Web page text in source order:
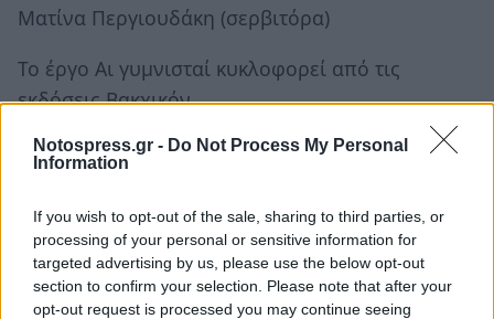
Notospress.gr - Do Not Process My Personal
Information
If you wish to opt-out of the sale, sharing to third parties, or
processing of your personal or sensitive information for
targeted advertising by us, please use the below opt-out
section to confirm your selection. Please note that after your
opt-out request is processed you may continue seeing
Ματίνα Περγιουδάκη (σερβιτόρα)
Το έργο Αι γυμνισταί κυκλοφορεί από τις
εκδόσεις Βακχικόν.
ΤΙΜΕΣ ΕΙΣΙΤΗΡΙΩΝ:
Προπώληση εισιτηρίων:
more.com